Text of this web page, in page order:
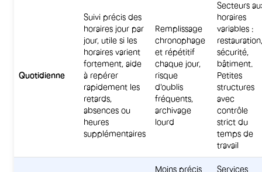
Quotidienne
Suivi précis des
horaires jour par
jour, utile si les
horaires varient
fortement, aide
à repérer
rapidement les
retards,
absences ou
heures
supplémentaires
Remplissage
chronophage
et répétitif
chaque jour,
risque
d'oublis
fréquents,
archivage
lourd
Secteurs
horaires
variables :
restauration,
sécurité,
bâtiment.
Petites
structures
avec
contrôle
strict du
temps de
travail
Moins précis Services